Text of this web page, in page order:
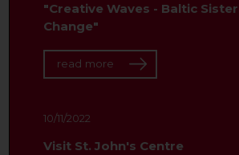
"Creative Waves - Baltic
Change"
read more
10/11/2022
Visit St. John's Centre